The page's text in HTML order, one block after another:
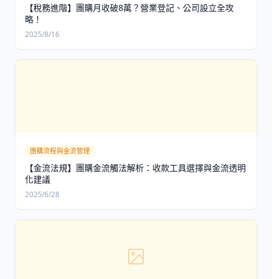
【稅務進階】團購月收破8萬？營業登記、公司設立全攻
略！
2025/8/16
團購流程與金流管理
【金流法規】團購金流觸法解析：收款工具選擇與金流透明
化建議
2025/6/28